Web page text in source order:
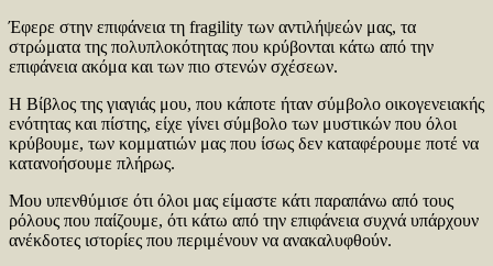
Έφερε στην επιφάνεια τη fragility των αντιλήψεών μας, τα
στρώματα της πολυπλοκότητας που κρύβονται κάτω από την
επιφάνεια ακόμα και των πιο στενών σχέσεων.
Η Βίβλος της γιαγιάς μου, που κάποτε ήταν σύμβολο οικογενειακής
ενότητας και πίστης, είχε γίνει σύμβολο των μυστικών που όλοι
κρύβουμε, των κομματιών μας που ίσως δεν καταφέρουμε ποτέ να
κατανοήσουμε πλήρως.
Μου υπενθύμισε ότι όλοι μας είμαστε κάτι παραπάνω από τους
ρόλους που παίζουμε, ότι κάτω από την επιφάνεια συχνά υπάρχουν
ανέκδοτες ιστορίες που περιμένουν να ανακαλυφθούν.